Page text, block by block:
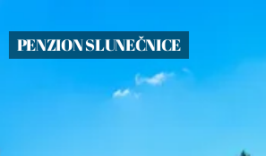
PENZION SLUNEČNICE